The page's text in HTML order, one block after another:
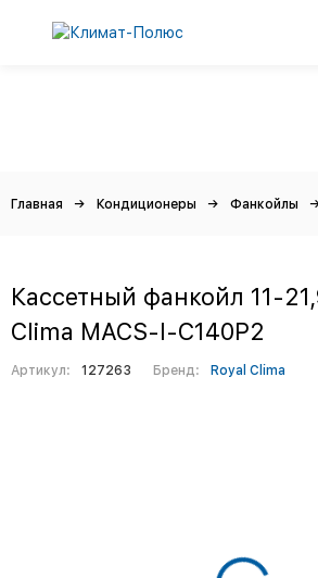
Главная Кондиционеры Фанкойлы
Кассетный фанкойл 11-
Clima MACS-I-C140P2
Артикул: 127263 Бренд: Royal Clima